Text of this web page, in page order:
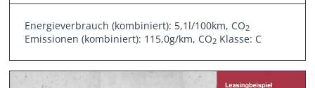
Energieverbrauch (kombiniert): 5,1l/100km, CO2
Emissionen (kombiniert): 115,0g/km, CO2 Klasse: C